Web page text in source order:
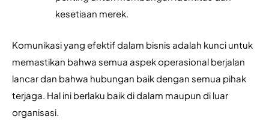
kesetiaan merek.
Komunikasi yang efektif dalam bisnis adalah kunci untuk
memastikan bahwa semua aspek operasional berjalan
lancar dan bahwa hubungan baik dengan semua pihak
terjaga. Hal ini berlaku baik di dalam maupun di luar
organisasi.